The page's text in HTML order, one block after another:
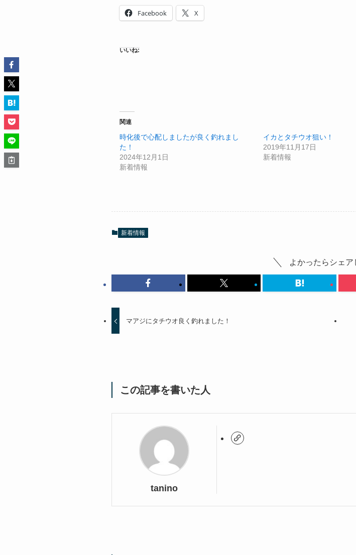
Facebook X
いいね:
関連
時化後で心配しましたが良く釣れまし
た！
2024年12月1日
新着情報
イカとタチウオ狙い！
2019年11月17日
新着情報
新着情報
よかったらシェア
マアジにタチウオ良く釣れました！
この記事を書いた人
tanino